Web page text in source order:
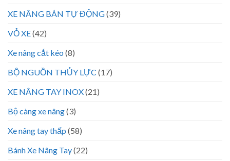
XE NÂNG BÁN TỰ ĐỘNG(39)
VỎ XE(42)
Xe nâng cắt kéo (8)
BỘ NGUỒN THỦY LỰC (17)
XE NÂNG TAY INOX(21)
Bộ càng xe nâng(3)
Xe nâng tay thấp (58)
Bánh Xe Nâng Tay(22)